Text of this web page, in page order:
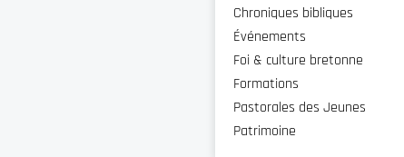
Chroniques bibliques
Événements
Foi & culture bretonne
Formations
Pastorales des Jeunes
Patrimoine